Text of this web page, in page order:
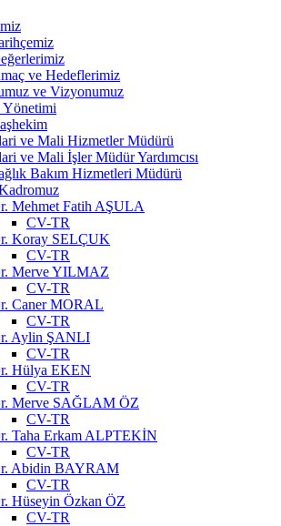
ve Hedeflerimiz
ve Vizyonumuz
Yönetimi
ve Mali Hizmetler Müdürü
ve Mali İşler Müdür Yardımcısı
Bakım Hizmetleri Müdürü
Mehmet Fatih AŞULA
CV-TR
Koray SELÇUK
CV-TR
Merve YILMAZ
CV-TR
Caner MORAL
CV-TR
Aylin ŞANLI
CV-TR
Hülya EKEN
CV-TR
Merve SAĞLAM ÖZ
CV-TR
Taha Erkam ALPTEKİN
CV-TR
Abidin BAYRAM
CV-TR
Hüseyin Özkan ÖZ
CV-TR